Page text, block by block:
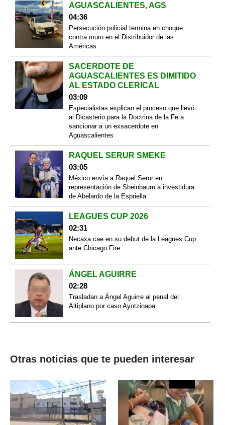
AGUASCALIENTES, AGS
04:36
Persecución policial termina en choque
contra muro en el Distribuidor de las
Américas
SACERDOTE DE
AGUASCALIENTES ES DIMITIDO
AL ESTADO CLERICAL
03:09
Especialistas explican el proceso que llevó
al Dicasterio para la Doctrina de la Fe a
sancionar a un exsacerdote en
Aguascalientes
RAQUEL SERUR SMEKE
03:05
México envía a Raquel Serur en
representación de Sheinbaum a investidura
de Abelardo de la Espriella
LEAGUES CUP 2026
02:31
Necaxa cae en su debut de la Leagues Cup
ante Chicago Fire
ÁNGEL AGUIRRE
02:28
Trasladan a Ángel Aguirre al penal del
Altiplano por caso Ayotzinapa
Otras noticias que te pueden interesar